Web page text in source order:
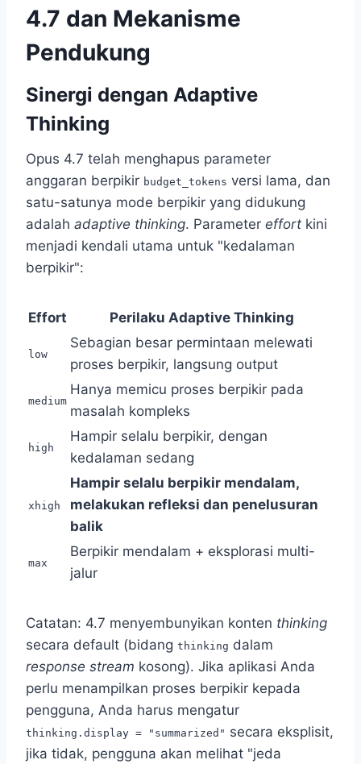
4.7 dan Mekanisme
Pendukung
Sinergi dengan Adaptive
Thinking
Opus 4.7 telah menghapus parameter
anggaran berpikir budget_tokens versi lama, dan
satu-satunya mode berpikir yang didukung
adalah adaptive thinking. Parameter effort kini
menjadi kendali utama untuk "kedalaman
berpikir":
Effort Perilaku Adaptive Thinking
low
Sebagian besar permintaan melewati
proses berpikir, langsung output
medium
Hanya memicu proses berpikir pada
masalah kompleks
high
Hampir selalu berpikir, dengan
kedalaman sedang
xhigh
Hampir selalu berpikir mendalam,
melakukan refleksi dan penelusuran
balik
max
Berpikir mendalam + eksplorasi multi-
jalur
Catatan: 4.7 menyembunyikan konten thinking
secara default (bidang thinking dalam
response stream kosong). Jika aplikasi Anda
perlu menampilkan proses berpikir kepada
pengguna, Anda harus mengatur
thinking.display = "summarized" secara eksplisit,
jika tidak, pengguna akan melihat "jeda